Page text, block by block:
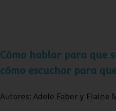
Cómo hablar para que
cómo escuchar para
Autores: Adele Faber y Elaine